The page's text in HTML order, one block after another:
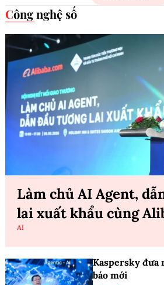
Công nghệ số
Làm chủ AI Agent,
lai xuất khẩu cùng
AI
Kaspersky đưa
báo mới